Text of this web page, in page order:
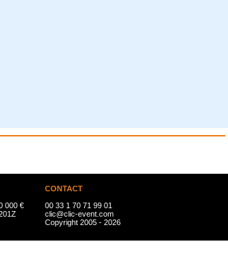
000 €
CONTACT
00 33 1 70 71 99 01
clic@clic-event.com
Copyright 2005 - 2026